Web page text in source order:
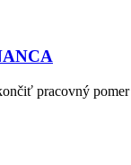
pracovný pomer